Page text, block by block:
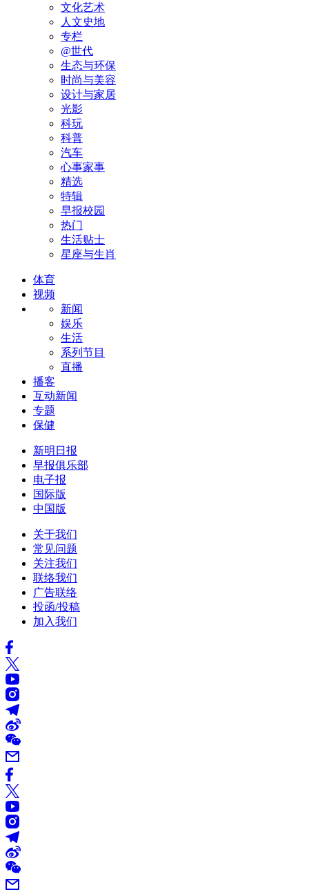
文化艺术
人文史地
专栏
@世代
生态与环保
时尚与美容
设计与家居
光影
科玩
科普
汽车
心事家事
精选
特辑
早报校园
热门
生活贴士
星座与生肖
体育
视频
新闻
娱乐
生活
系列节目
直播
播客
互动新闻
专题
保健
新明日报
早报俱乐部
电子报
国际版
中国版
关于我们
常见问题
关注我们
联络我们
广告联络
投函/投稿
加入我们